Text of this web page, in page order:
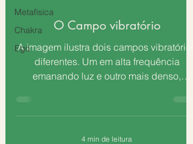
Metafísica
Chakra
Ego
O Campo vibratório
A imagem ilustra dois campos vibratórios
diferentes. Um em alta frequência
emanando luz e outro mais denso,
4 min de leitura